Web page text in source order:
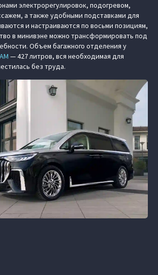
электрорегулировок, подогревом,
а также удобными подставками для
и настраиваются по восьми позициям,
в минивэне можно трансформировать под
Объем багажного отделения у
— 427 литров, вся необходимая для
без труда.